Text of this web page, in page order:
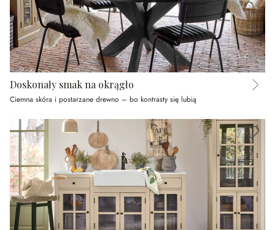
Doskonały smak na okrągło
Ciemna skóra i postarzane drewno – bo kontrasty się lubią